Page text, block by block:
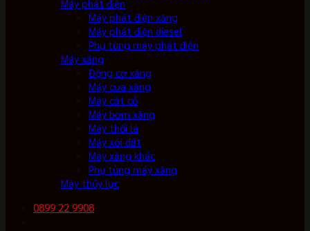
Máy phát điện
Máy phát điện xăng
Máy phát điện diesel
Phụ tùng máy phát điện
Máy xăng
Động cơ xăng
Máy cưa xăng
Máy cắt cỏ
Máy bơm xăng
Máy thổi lá
Máy xới đất
Máy xăng khác
Phụ tùng máy xăng
Máy thủy lực
0899 22 9908